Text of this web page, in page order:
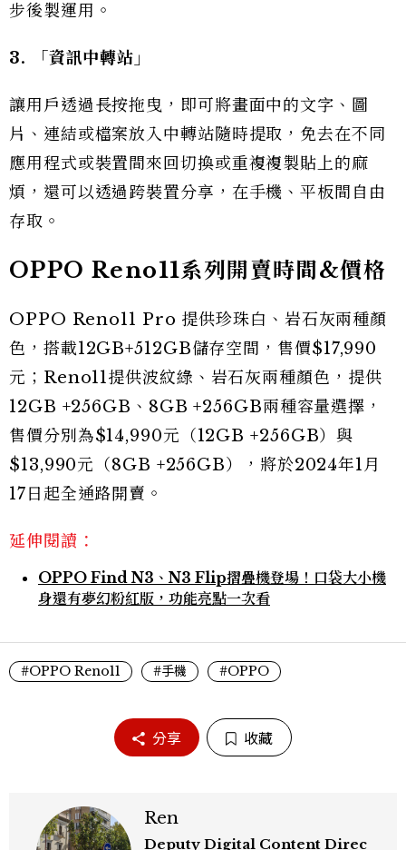
步後製運用。
3. 「資訊中轉站」
讓用戶透過長按拖曳，即可將畫面中的文字、圖
片、連結或檔案放入中轉站隨時提取，免去在不同
應用程式或裝置間來回切換或重複複製貼上的麻
煩，還可以透過跨裝置分享，在手機、平板間自由
存取。
OPPO Reno11系列開賣時間&價格
OPPO Reno11 Pro 提供珍珠白、岩石灰兩種顏
色，搭載12GB+512GB儲存空間，售價$17,990
元；Reno11提供波紋綠、岩石灰兩種顏色，提供
12GB +256GB、8GB +256GB兩種容量選擇，
售價分別為$14,990元（12GB +256GB）與
$13,990元（8GB +256GB），將於2024年1月
17日起全通路開賣。
延伸閱讀：
OPPO Find N3、N3 Flip摺疊機登場！口袋大小機
身還有夢幻粉紅版，功能亮點一次看
#OPPO Reno11 #手機 #OPPO
分享 收藏
Ren
Deputy Digital Content Direc